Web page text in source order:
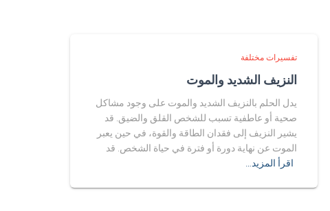
تفسيرات مختلفة
النزيف الشديد والموت
يدل الحلم بالنزيف الشديد والموت على وجود مشاكل
صحية أو عاطفية تسبب للشخص القلق والضيق. قد
يشير النزيف إلى فقدان الطاقة والقوة، في حين يعبر
الموت عن نهاية دورة أو فترة في حياة الشخص. قد
اقرأ المزيد…